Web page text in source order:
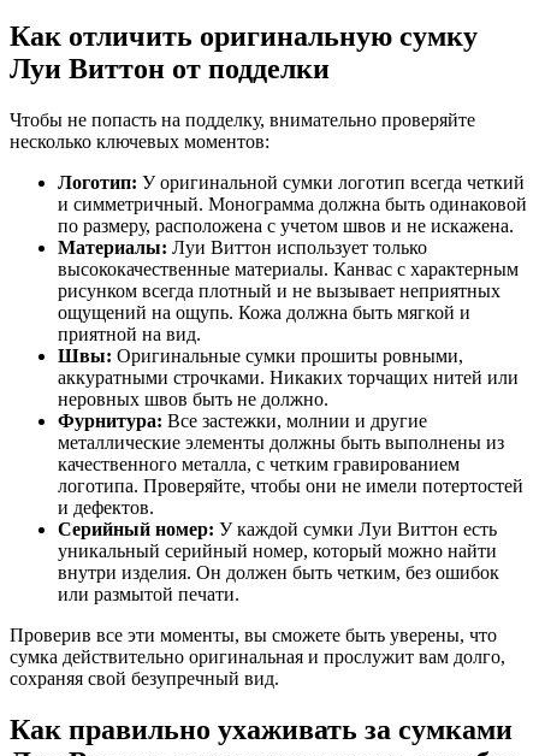
Как отличить оригинальную сумку
Луи Виттон от подделки
Чтобы не попасть на подделку, внимательно проверяйте
несколько ключевых моментов:
Логотип: У оригинальной сумки логотип всегда четкий
и симметричный. Монограмма должна быть одинаковой
по размеру, расположена с учетом швов и не искажена.
Материалы: Луи Виттон использует только
высококачественные материалы. Канвас с характерным
рисунком всегда плотный и не вызывает неприятных
ощущений на ощупь. Кожа должна быть мягкой и
приятной на вид.
Швы: Оригинальные сумки прошиты ровными,
аккуратными строчками. Никаких торчащих нитей или
неровных швов быть не должно.
Фурнитура: Все застежки, молнии и другие
металлические элементы должны быть выполнены из
качественного металла, с четким гравированием
логотипа. Проверяйте, чтобы они не имели потертостей
и дефектов.
Серийный номер: У каждой сумки Луи Виттон есть
уникальный серийный номер, который можно найти
внутри изделия. Он должен быть четким, без ошибок
или размытой печати.
Проверив все эти моменты, вы сможете быть уверены, что
сумка действительно оригинальная и прослужит вам долго,
сохраняя свой безупречный вид.
Как правильно ухаживать за сумками